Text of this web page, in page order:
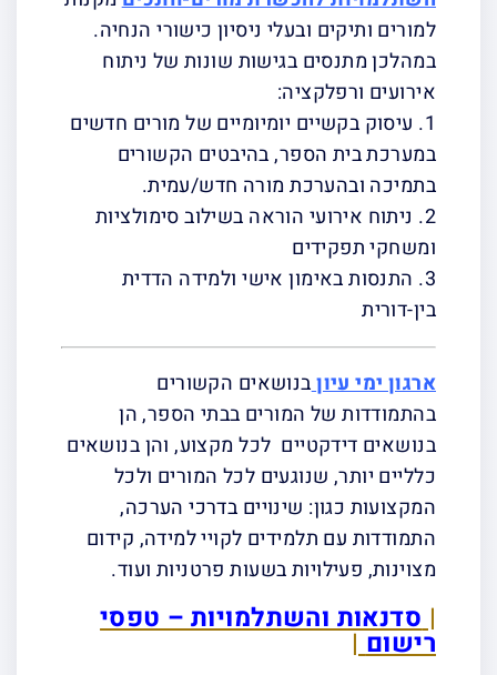
למורים ותיקים ובעלי ניסיון כישורי הנחיה.
במהלכן מתנסים בגישות שונות של ניתוח
אירועים ורפלקציה:
1. עיסוק בקשיים יומיומיים של מורים חדשים
במערכת בית הספר, בהיבטים הקשורים
בתמיכה ובהערכת מורה חדש/עמית.
2. ניתוח אירועי הוראה בשילוב סימולציות
ומשחקי תפקידים
3. התנסות באימון אישי ולמידה הדדית
בין-דורית
ארגון ימי עיוןבנושאים הקשורים
בהתמודדות של המורים בבתי הספר, הן
בנושאים דידקטיים לכל מקצוע, והן בנושאים
כלליים יותר, שנוגעים לכל המורים ולכל
המקצועות כגון: שינויים בדרכי הערכה,
התמודדות עם תלמידים לקויי למידה, קידום
מצוינות, פעילויות בשעות פרטניות ועוד.
| סדנאות והשתלמויות – טפסי
רישום|